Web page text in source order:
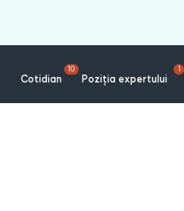
Cotidian
10
Poziția expertului
1